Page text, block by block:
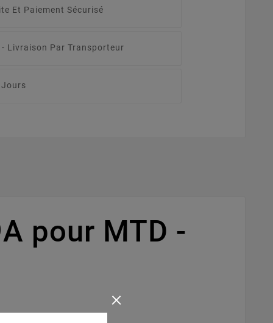
Et Paiement Sécurisé
Livraison Par Transporteur
Jours
pour MTD -
×